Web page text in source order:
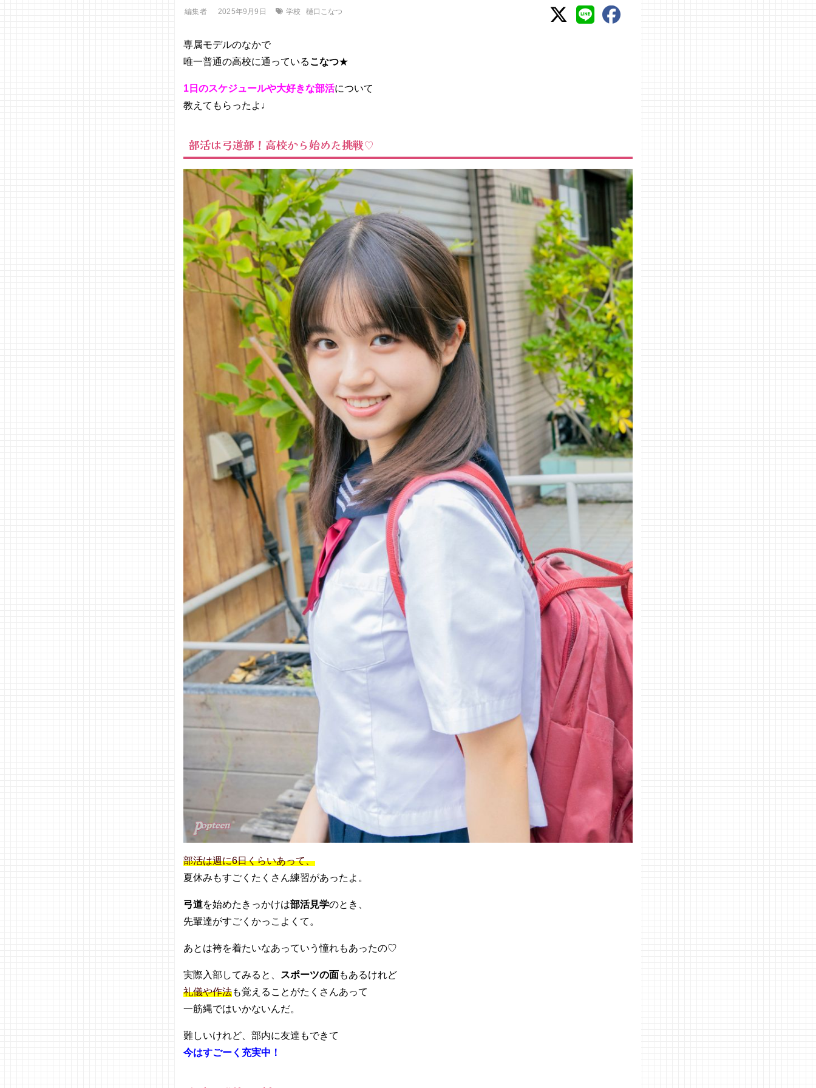
編集者 2025年9月9日 学校 樋口こなつ
専属モデルのなかで
唯一普通の高校に通っているこなつ★
1日のスケジュールや大好きな部活について
教えてもらったよ♩
部活は弓道部！高校から始めた挑戦♡
部活は週に6日くらいあって、
夏休みもすごくたくさん練習があったよ。
弓道を始めたきっかけは部活見学のとき、
先輩達がすごくかっこよくて。
あとは袴を着たいなあっていう憧れもあったの♡
実際入部してみると、 スポーツの面もあるけれど
礼儀や作法も覚えることがたくさんあって
一筋縄ではいかないんだ。
難しいけれど、部内に友達もできて
今はすごーく充実中！